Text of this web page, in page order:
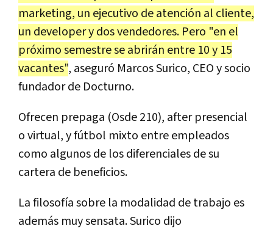
marketing, un ejecutivo de atención al cliente,
un developer y dos vendedores. Pero "en el
próximo semestre se abrirán entre 10 y 15
vacantes", aseguró Marcos Surico, CEO y socio
fundador de Docturno.
Ofrecen prepaga (Osde 210), after presencial
o virtual, y fútbol mixto entre empleados
como algunos de los diferenciales de su
cartera de beneficios.
La filosofía sobre la modalidad de trabajo es
además muy sensata. Surico dijo